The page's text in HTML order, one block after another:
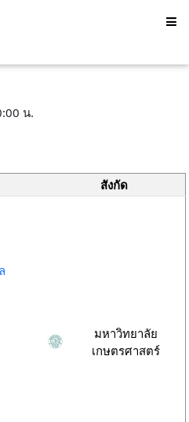
น.
สังกัด
มหาวิทยาลัย
เกษตรศาสตร์